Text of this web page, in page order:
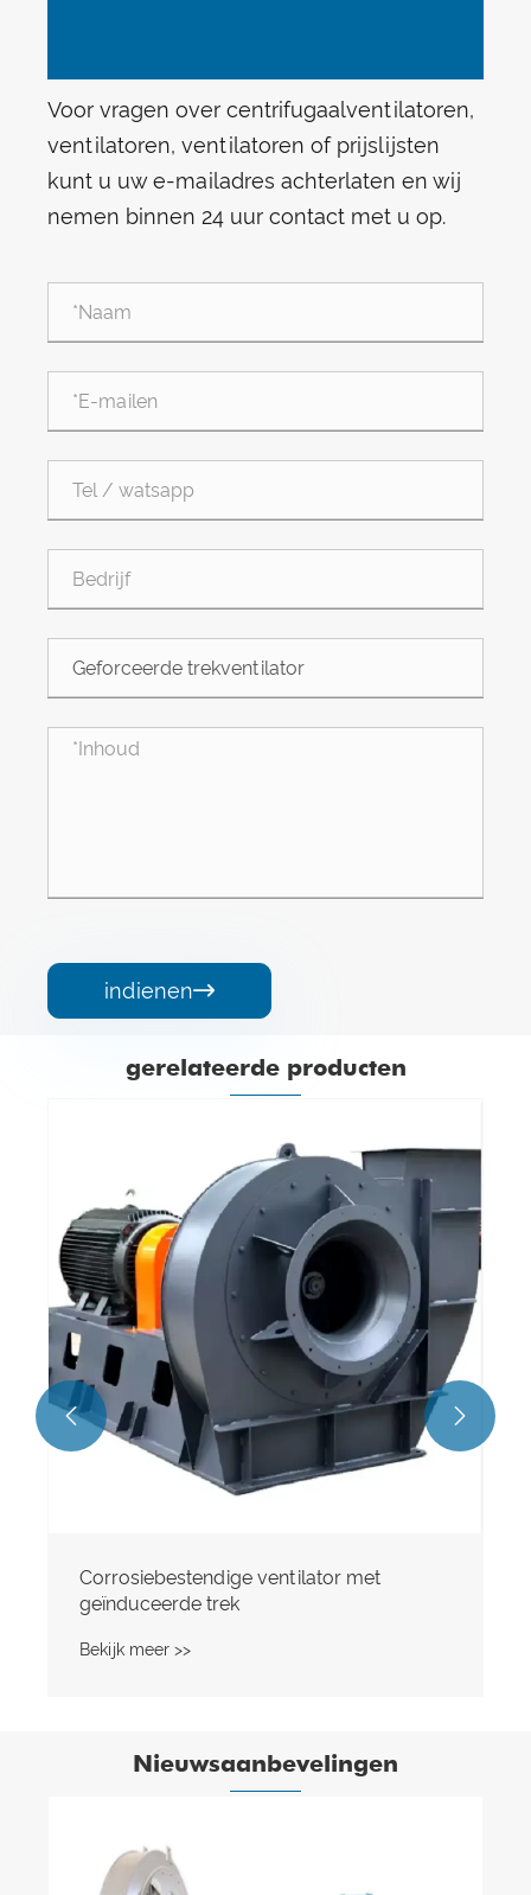
Voor vragen over centrifugaalventilatoren,
ventilatoren, ventilatoren of prijslijsten
kunt u uw e-mailadres achterlaten en wij
nemen binnen 24 uur contact met u op.
indienen
gerelateerde producten
ventilator met
trek
meer >>
Bekijk
 
Nieuwsaanbevelingen
Hoe kunt u bepalen of een fabrikant van